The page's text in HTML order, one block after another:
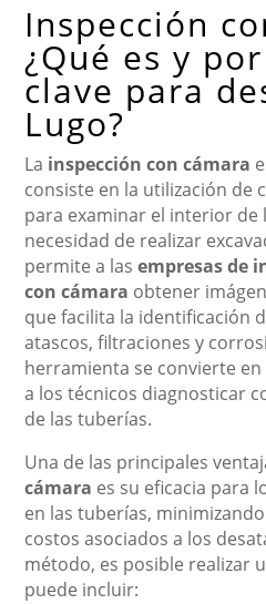
Inspección
¿Qué es y
clave para
Lugo?
La inspección con cámara
consiste en la utilización de
para examinar el interior de
necesidad de realizar
permite a lasempresas de
con cámara obtener
que facilita la identificación
atascos, filtraciones y
herramienta se convierte
a los técnicos diagnosticar
de las tuberías.
Una de las principales
cámara es su eficacia para
en las tuberías,
costos asociados a los
método, es posible realizar
puede incluir: